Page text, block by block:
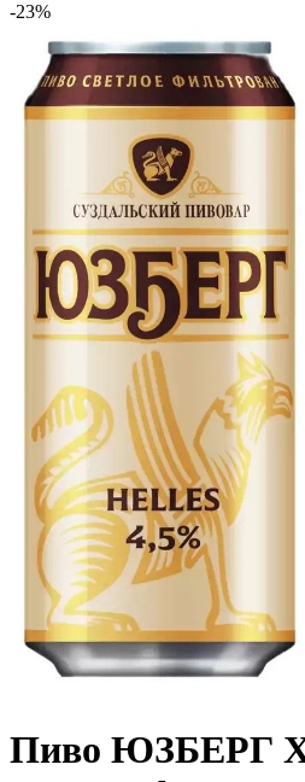
-23%
Пиво ЮЗБЕРГ